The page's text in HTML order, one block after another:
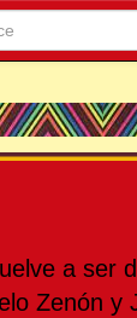
a ser
Zenón y